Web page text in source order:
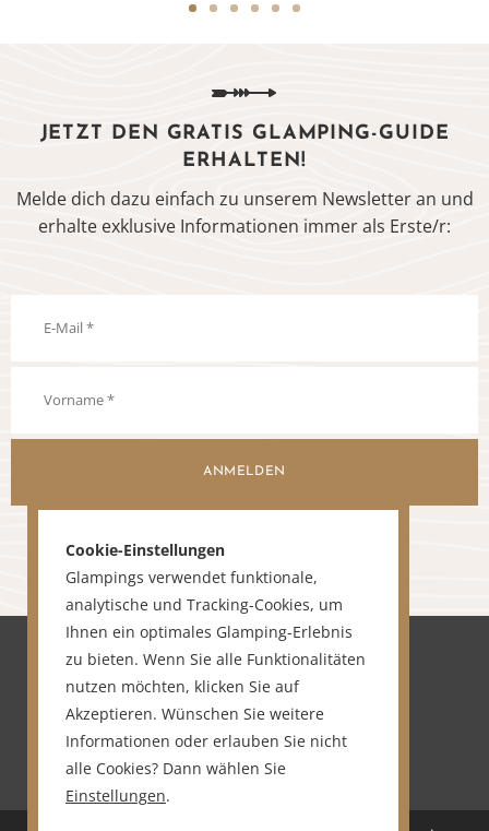
JETZT DEN GRATIS GLAMPING-GUIDE
ERHALTEN!
Melde dich dazu einfach zu unserem Newsletter an und
erhalte exklusive Informationen immer als Erste/r:
ANMELDEN
Cookie-Einstellungen
Glampings verwendet funktionale,
analytische und Tracking-Cookies, um
Ihnen ein optimales Glamping-Erlebnis
zu bieten. Wenn Sie alle Funktionalitäten
nutzen möchten, klicken Sie auf
Akzeptieren. Wünschen Sie weitere
Informationen oder erlauben Sie nicht
alle Cookies? Dann wählen Sie
Einstellungen.